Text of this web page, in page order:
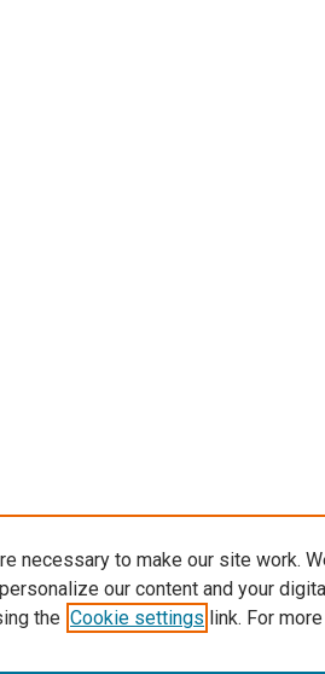
necessary to make our site work.
our content and your
the Cookie settings link. For